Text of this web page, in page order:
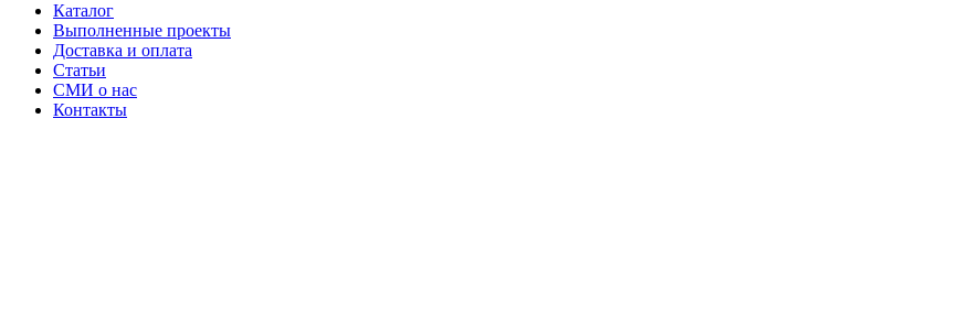
Каталог
Выполненные проекты
Доставка и оплата
Статьи
СМИ о нас
Контакты